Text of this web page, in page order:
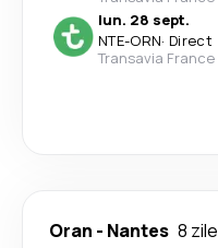
lun. 28 sept.
NTE-ORN· Direct
Transavia France
Oran - Nantes 8 zile